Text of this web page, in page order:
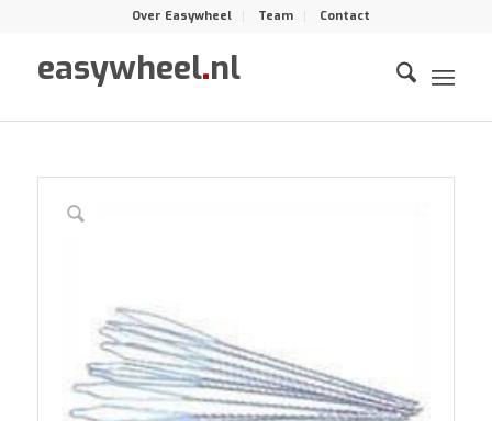
Over Easywheel Team Contact
easywheel.nl